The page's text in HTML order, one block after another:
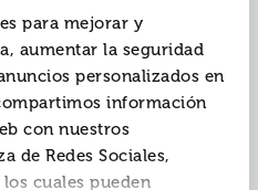
para mejorar y
aumentar la seguridad
personalizados en
información
con nuestros
de Redes Sociales,
cuales pueden
del tío tom